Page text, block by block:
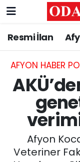
Resmi İlan
AFYON HABER
Afyon
Veteriner
Resmi İlan
ASAYİŞ
GÜNCEL
SİYASET
Nöbetçi
Hava
Trafik
Süper Lig
Tüm